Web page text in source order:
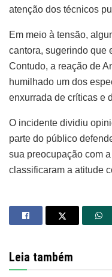
atenção dos técnicos
Em meio à tensão,
cantora, sugerindo que
Contudo, a reação de
humilhado um dos
enxurrada de críticas e
O incidente dividiu
parte do público
sua preocupação com
classificaram a atitude
Leia também